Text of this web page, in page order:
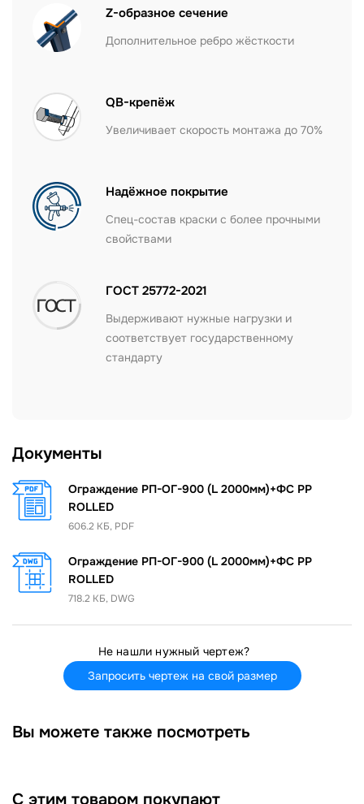
Z-образное сечение
Дополнительное ребро жёсткости
QB-крепёж
Увеличивает скорость монтажа до 70%
Надёжное покрытие
Спец-состав краски с более прочными
свойствами
ГОСТ 25772-2021
Выдерживают нужные нагрузки и
соответствует государственному
стандарту
Документы
Ограждение РП-ОГ-900 (L 2000мм)+ФС PP
ROLLED
606.2 КБ, PDF
Ограждение РП-ОГ-900 (L 2000мм)+ФС PP
ROLLED
718.2 КБ, DWG
Не нашли нужный чертеж?
Запросить чертеж на свой размер
Вы можете также посмотреть
С этим товаром покупают